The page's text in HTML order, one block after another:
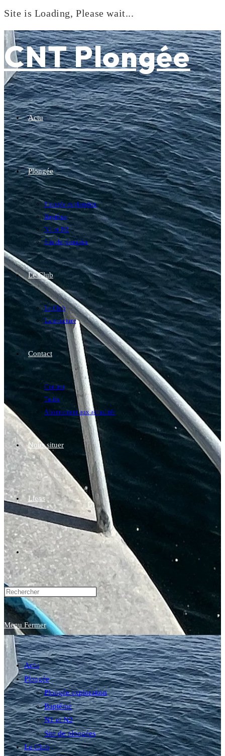
Site is Loading, Please wait...
to
content
CNT Plongée
Actu
Plongée
Plongée exploration
Baptême
N1 et N2
Site de plongées
Le Club
Le Club
La structure
Contact
Contact
Tarifs
Abonnement aux actualités
Nous situer
Liens
Toggle
website
search
Menu Fermer
Actu
Plongée
Plongée exploration
Baptême
N1 et N2
Site de plongées
Le Club